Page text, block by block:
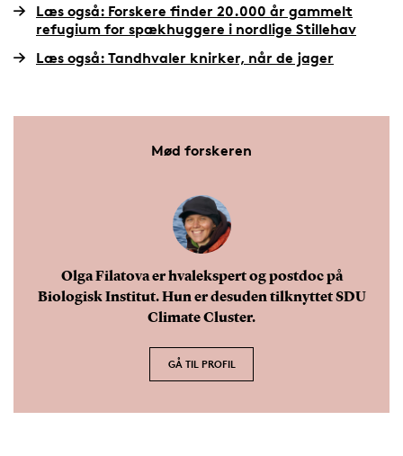
Læs også: Forskere finder 20.000 år gammelt
refugium for spækhuggere i nordlige Stillehav
Læs også: Tandhvaler knirker, når de jager
Mød forskeren
Olga Filatova er hvalekspert og postdoc på
Biologisk Institut. Hun er desuden tilknyttet SDU
Climate Cluster.
GÅ TIL PROFIL